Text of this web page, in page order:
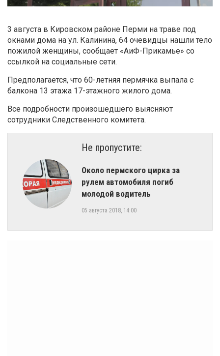
3 августа в Кировском районе Перми на траве под
окнами дома на ул. Калинина, 64 очевидцы нашли тело
пожилой женщины, сообщает «АиФ-Прикамье» со
ссылкой на социальные сети.
Предполагается, что 60-летняя пермячка выпала с
балкона 13 этажа 17-этажного жилого дома.
Все подробности произошедшего выясняют
сотрудники Следственного комитета.
Не пропустите:
Около пермского цирка за
рулем автомобиля погиб
молодой водитель
05 августа 2018, 14:00